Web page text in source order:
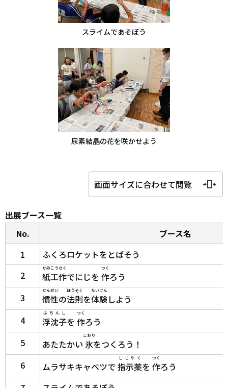
スライムであそぼう
尿素結晶の花を咲かせよう
画面サイズに合わせて閲覧
出展ブース一覧
No.
ブース名
1
ふくろロケットをとばそう
2
紙工作
かみこうさく
でにじを 作
つく
ろう
3
慣性
かんせい
の法則
ほうそく
を体験
たいけん
しよう
4
浮沈子
ふちんし
を 作
つく
ろう
5
あたたかい 氷
こおり
をつくろう！
6
ムラサキキャベツで 指示薬
しじやく
を 作
つく
ろう